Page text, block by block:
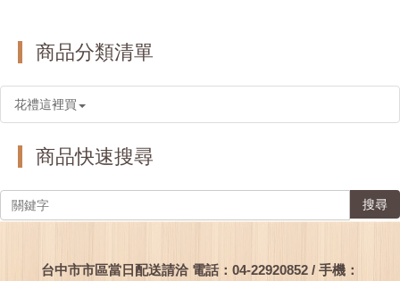
商品分類清單
花禮這裡買
商品快速搜尋
搜尋
台中市市區當日配送請洽 電話：04-22920852 / 手機：